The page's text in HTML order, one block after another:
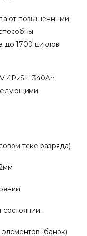
повышенными
до 1700 циклов
4PzSH 340Ah
токе разряда)
состоянии.
(банок)